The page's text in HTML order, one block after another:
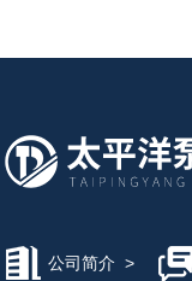
公司简介 >